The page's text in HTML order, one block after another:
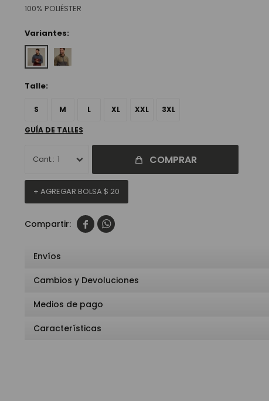
100% POLIÉSTER
Variantes:
Talle:
S M L XL XXL 3XL
GUÍA DE TALLES
1 COMPRAR
+ AGREGAR BOLSA $ 20
 
Envíos
Cambios y Devoluciones
Medios de pago
Características